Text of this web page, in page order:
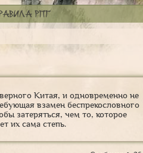
РПГ
Китая, и одновременно не
взамен беспрекословного
затеряться, чем то, которое
их сама степь.